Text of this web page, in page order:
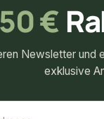
50 €
Newsletter und
exklusive